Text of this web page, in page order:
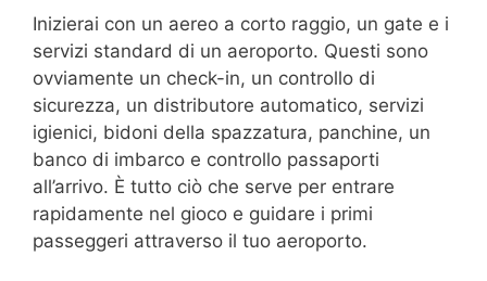
Inizierai con un aereo a corto raggio, un gate e i
servizi standard di un aeroporto. Questi sono
ovviamente un check-in, un controllo di
sicurezza, un distributore automatico, servizi
igienici, bidoni della spazzatura, panchine, un
banco di imbarco e controllo passaporti
all’arrivo. È tutto ciò che serve per entrare
rapidamente nel gioco e guidare i primi
passeggeri attraverso il tuo aeroporto.